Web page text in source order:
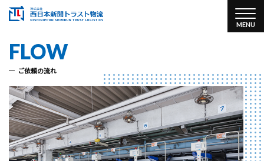
FLOW
ご依頼の流れ